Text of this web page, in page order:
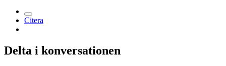
Citera
Delta i konversationen